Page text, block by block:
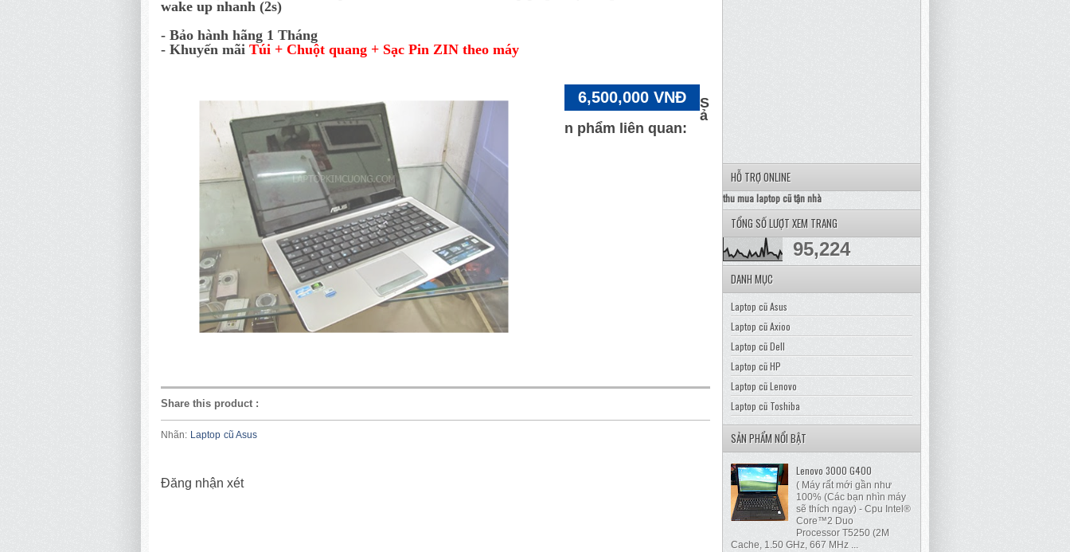
wake up nhanh (2s)
- Bảo hành hãng 1 Tháng
- Khuyến mãi Túi + Chuột quang + Sạc Pin ZIN theo máy
6,500,000 VNĐ
S
ả
n phẩm liên quan:
Share this product :
Nhãn: Laptop cũ Asus
Đăng nhận xét
HỖ TRỢ ONLINE
thu mua laptop cũ tận nhà
TỔNG SỐ LƯỢT XEM TRANG
95,224
DANH MỤC
Laptop cũ Asus
Laptop cũ Axioo
Laptop cũ Dell
Laptop cũ HP
Laptop cũ Lenovo
Laptop cũ Toshiba
SẢN PHẨM NỔI BẬT
Lenovo 3000 G400
( Máy rất mới gần như
100% (Các bạn nhìn máy
sẽ thích ngay) - Cpu Intel®
Core™2 Duo
Processor T5250 (2M
Cache, 1.50 GHz, 667 MHz ...